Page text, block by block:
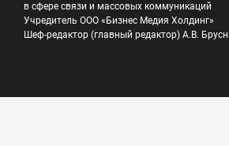
в сфере связи и массовых коммуникаций
Учредитель ООО «Бизнес Медия Холдинг»
Шеф-редактор (главный редактор) А.В.